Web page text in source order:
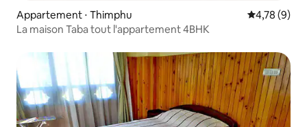
Appartement ⋅ Thimphu Évaluation
4,78 (9)
La maison Taba tout l'appartement 4BHK